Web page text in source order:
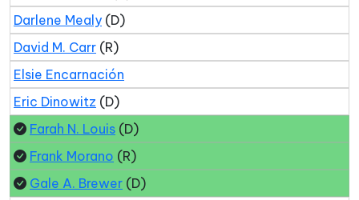
Darlene Mealy (D)
David M. Carr (R)
Elsie Encarnación
Eric Dinowitz (D)
Farah N. Louis (D)
Frank Morano (R)
Gale A. Brewer (D)